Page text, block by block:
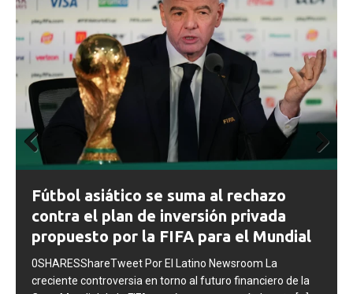
FIFA abre expedientes disciplinarios
contra Argentina tras los incidentes en
la final del Mundial 2026
0SHARESShareTweet Por El Latino Newsroom La FIFA
inició una serie de procesos disciplinarios contra la
Asociación del Fútbol Argentino (AFA), cuatro integrantes
Prev
Next